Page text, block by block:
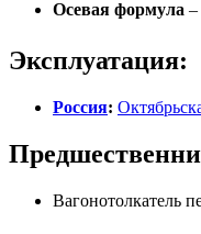
Осевая формула –
Эксплуатация:
Россия:
Вагонотолкатель